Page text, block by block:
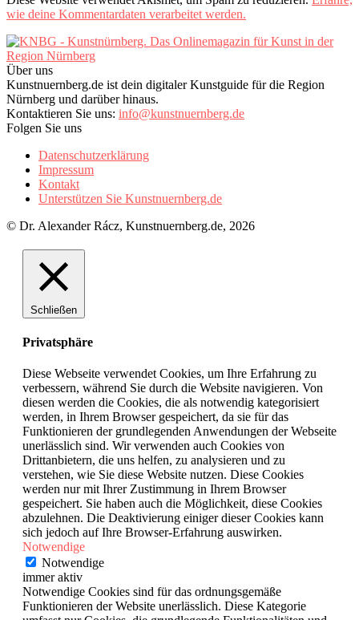
wie deine Kommentardaten verarbeitet werden.
Über uns
Kunstnuernberg.de ist dein digitaler Kunstguide für die Region
Nürnberg und darüber hinaus.
Kontaktieren Sie uns: info@kunstnuernberg.de
Folgen Sie uns
Datenschutzerklärung
Impressum
Kontakt
Unterstützen Sie Kunstnuernberg.de
© Dr. Alexander Rácz, Kunstnuernberg.de, 2026
Schließen
Privatsphäre
Diese Webseite verwendet Cookies, um Ihre Erfahrung zu
verbessern, während Sie durch die Website navigieren. Von
diesen werden die Cookies, die als notwendig kategorisiert
werden, in Ihrem Browser gespeichert, da sie für das
Funktionieren der grundlegenden Anwendungen der Webseite
unerlässlich sind. Wir verwenden auch Cookies von
Drittanbietern, die uns helfen, zu analysieren und zu
verstehen, wie Sie diese Website nutzen. Diese Cookies
werden nur mit Ihrer Zustimmung in Ihrem Browser
gespeichert. Sie haben auch die Möglichkeit, diese Cookies
abzulehnen. Die Deaktivierung einiger dieser Cookies kann
sich jedoch auf Ihre Browser-Erfahrung auswirken.
Notwendige
Notwendige
immer aktiv
Notwendige Cookies sind für das ordnungsgemäße
Funktionieren der Website unerlässlich. Diese Kategorie